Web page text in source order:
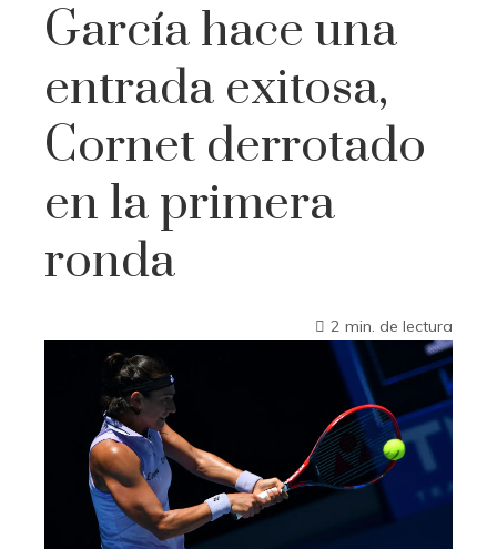
García hace una
entrada exitosa,
Cornet derrotado
en la primera
ronda
2 min. de lectura